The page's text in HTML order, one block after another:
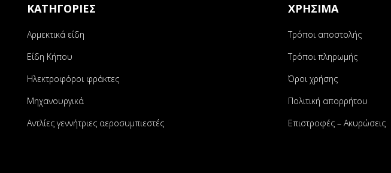
ΚΑΤΗΓΟΡΙΕΣ
Αρμεκτικά είδη
Είδη Κήπου
Ηλεκτροφόροι φράκτες
Μηχανουργικά
Αντλίες γεννήτριες αεροσυμπιεστές
ΧΡΗΣΙΜΑ
Τρόποι αποστολής
Τρόποι πληρωμής
Όροι χρήσης
Πολιτική απορρήτου
Επιστροφές – Ακυρώσεις